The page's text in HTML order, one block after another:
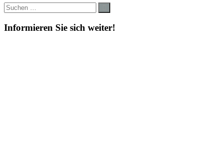
Suche
nach:
Informieren Sie sich weiter!